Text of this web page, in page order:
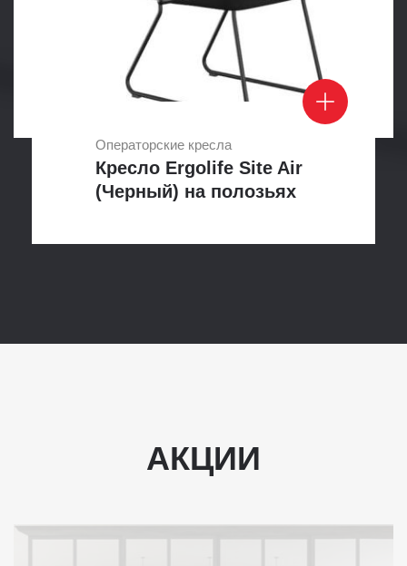
Операторские кресла
Кресло Ergolife Site Air
(Черный) на полозьях
АКЦИИ